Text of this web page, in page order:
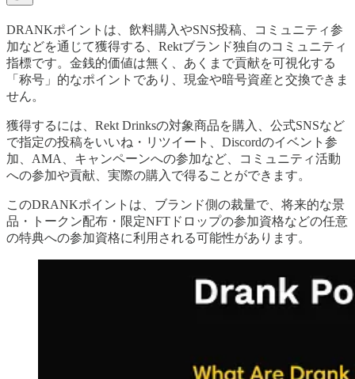
DRANKポイントは、飲料購入やSNS投稿、コミュニティ参
加などを通じて獲得する、Rektブランド独自のコミュニティ
指標です。金銭的価値は無く、あくまで貢献を可視化する
「称号」的なポイントであり、現金や暗号資産と交換できま
せん。
獲得するには、Rekt Drinksの対象商品を購入、公式SNSなど
で指定の投稿をいいね・リツイート、Discordのイベント参
加、AMA、キャンペーンへの参加など、コミュニティ活動
への参加や貢献、実際の購入で得ることができます。
このDRANKポイントは、ブランド側の裁量で、将来的な景
品・トークン配布・限定NFTドロップの参加資格などの任意
の特典への参加資格に利用される可能性があります。